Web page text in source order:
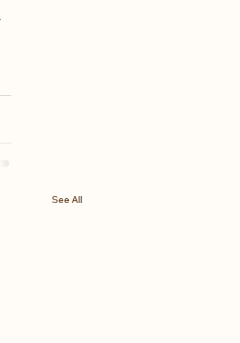
See All